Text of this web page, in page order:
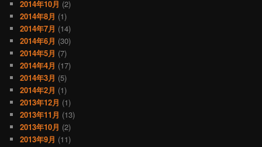
2014年10月 (2)
2014年8月 (1)
2014年7月 (14)
2014年6月 (30)
2014年5月 (7)
2014年4月 (17)
2014年3月 (5)
2014年2月 (1)
2013年12月 (1)
2013年11月 (13)
2013年10月 (2)
2013年9月 (11)